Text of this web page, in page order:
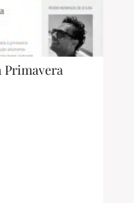
Primavera